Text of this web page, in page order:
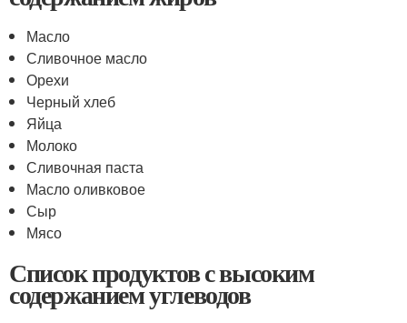
Масло
Сливочное масло
Орехи
Черный хлеб
Яйца
Молоко
Сливочная паста
Масло оливковое
Сыр
Мясо
Список продуктов с высоким
содержанием углеводов